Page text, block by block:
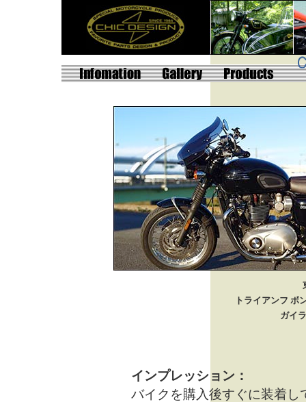
トライアンフ
ガイ
インプレッション：
バイクを購入後すぐに装着